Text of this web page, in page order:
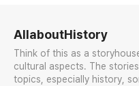
AllaboutHistory
Think of this as a
cultural aspects. The
topics, especially history,